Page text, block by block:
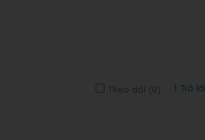
Theo dõi (0) 1 Trả lời